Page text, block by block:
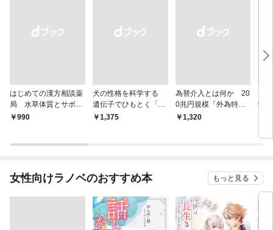
はじめての漢方相談薬
局 水草体質とサボテ
ン体質
￥990
犬の性格を科学する
遺伝子でひもとく「最
良の友」の進化
￥1,375
為替介入とは何か 20
0兆円規模「外為特
会」が生まれた謎
￥1,320
学
女性向けラノベのおすすめ本 もっと見る